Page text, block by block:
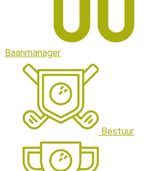
Baanmanager
Bestuur